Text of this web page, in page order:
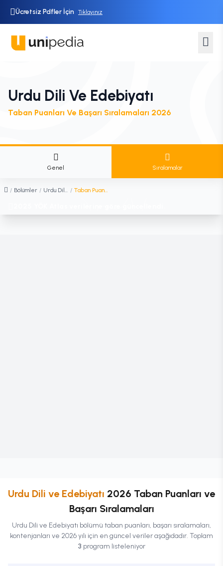
Ücretsiz Pdfler İçin Tıklayınız
Urdu Dili Ve Edebiyatı
Taban Puanları Ve Başarı Sıralamaları 2026
Genel Sıralamalar
/ Bölümler / Urdu Dili ve Edebiyatı / Taban Puanları ve Sıralamaları
Urdu Dili ve Edebiyatı 2026 Taban Puanları ve
Başarı Sıralamaları
Urdu Dili ve Edebiyatı bölümü taban puanları, başarı sıralamaları,
kontenjanları ve 2026 yılı için en güncel veriler aşağıdadır. Toplam
3 program listeleniyor